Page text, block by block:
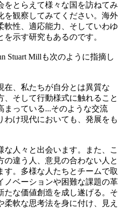
をとらえて様々な国を訪ねてみ
を観察してみてください。海外
軟性、適応能力、そしていわゆ
示す研究もあるのです。
Stuart Millも次のように指摘し
在、私たちが自分とは異質な
、そして行動様式に触れること
まっている...そのような交流
わけ現代においても、発展をも
人々と出会います。また、こ
違う人、意見の合わない人と
す。多様な人たちとチームで取
ノベーションや困難な課題の革
たな価値創造を成し遂げる。そ
柔軟な思考法を身に付け、見え